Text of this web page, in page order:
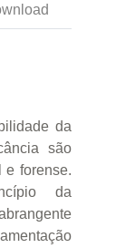
da
são
e forense.
da